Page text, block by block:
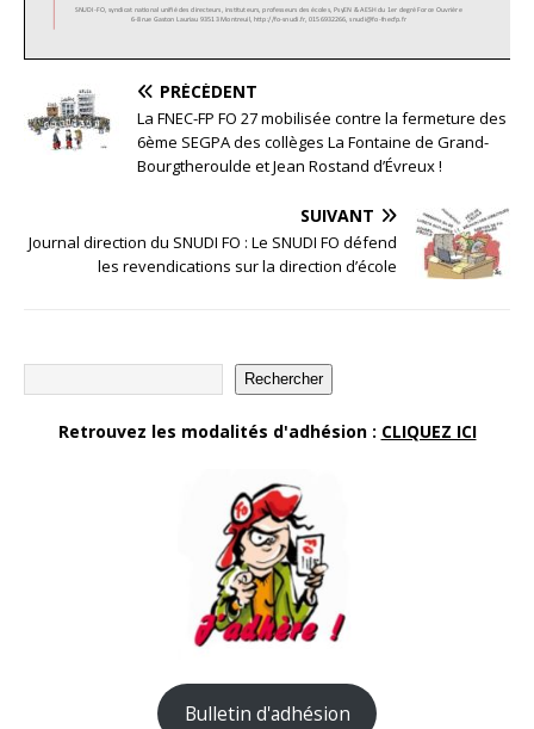
PRÉCÉDENT
La FNEC-FP FO 27 mobilisée contre la fermeture des
6ème SEGPA des collèges La Fontaine de Grand-
Bourgtheroulde et Jean Rostand d’Évreux !
SUIVANT
Journal direction du SNUDI FO : Le SNUDI FO défend
les revendications sur la direction d’école
Rechercher
Retrouvez les modalités d'adhésion : CLIQUEZ ICI
Bulletin d'adhésion